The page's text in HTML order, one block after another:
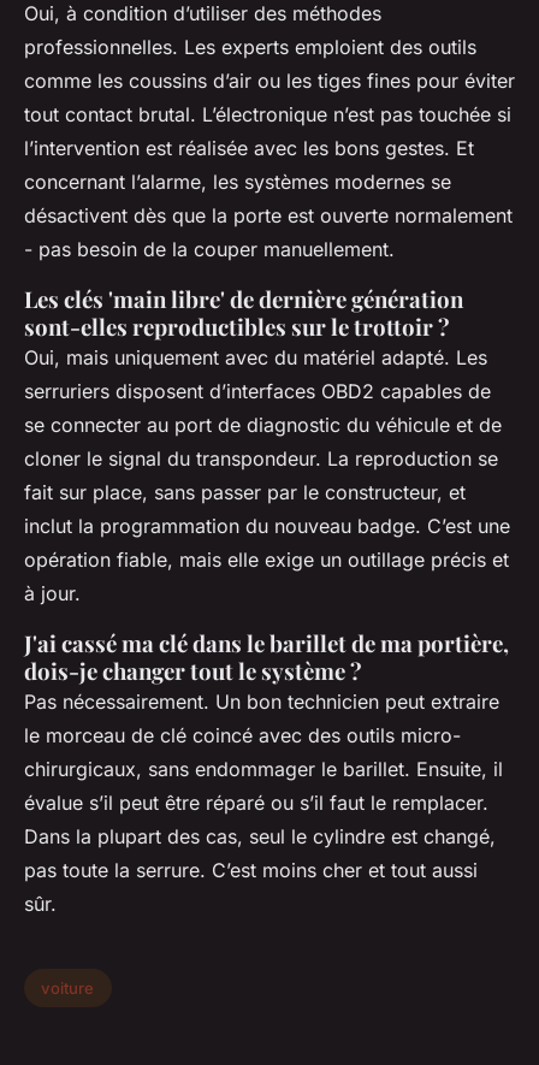
Oui, à condition d’utiliser des méthodes
professionnelles. Les experts emploient des outils
comme les coussins d’air ou les tiges fines pour éviter
tout contact brutal. L’électronique n’est pas touchée si
l’intervention est réalisée avec les bons gestes. Et
concernant l’alarme, les systèmes modernes se
désactivent dès que la porte est ouverte normalement
- pas besoin de la couper manuellement.
Les clés 'main libre' de dernière génération
sont-elles reproductibles sur le trottoir ?
Oui, mais uniquement avec du matériel adapté. Les
serruriers disposent d’interfaces OBD2 capables de
se connecter au port de diagnostic du véhicule et de
cloner le signal du transpondeur. La reproduction se
fait sur place, sans passer par le constructeur, et
inclut la programmation du nouveau badge. C’est une
opération fiable, mais elle exige un outillage précis et
à jour.
J'ai cassé ma clé dans le barillet de ma portière,
dois-je changer tout le système ?
Pas nécessairement. Un bon technicien peut extraire
le morceau de clé coincé avec des outils micro-
chirurgicaux, sans endommager le barillet. Ensuite, il
évalue s’il peut être réparé ou s’il faut le remplacer.
Dans la plupart des cas, seul le cylindre est changé,
pas toute la serrure. C’est moins cher et tout aussi
sûr.
voiture